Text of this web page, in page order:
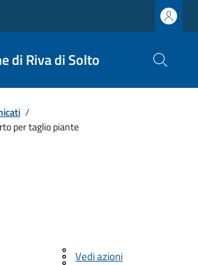
di Riva di Solto
/
per taglio piante
Vedi azioni